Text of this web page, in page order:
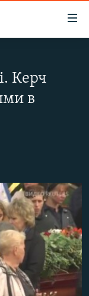
Керч
в